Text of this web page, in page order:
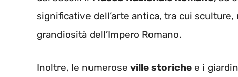
significative dell’arte antica, tra cui
grandiosità dell’Impero Romano.
Inoltre, le numerose ville storiche e i